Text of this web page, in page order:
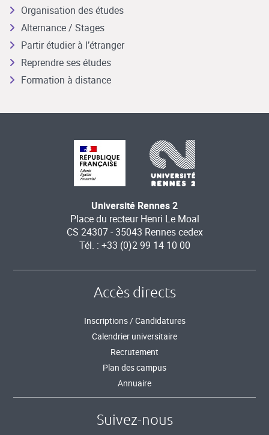
Organisation des études
Alternance / Stages
Partir étudier à l’étranger
Reprendre ses études
Formation à distance
Université Rennes 2
Place du recteur Henri Le Moal
CS 24307 - 35043 Rennes cedex
Tél. : +33 (0)2 99 14 10 00
Accès directs
Inscriptions / Candidatures
Calendrier universitaire
Recrutement
Plan des campus
Annuaire
Suivez-nous